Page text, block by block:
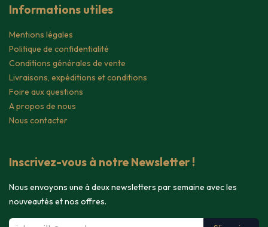
Informations utiles
Mentions légales
Politique de confidentialité
Conditions générales de vente
Livraisons, expéditions et conditions
Foire aux questions
A propos de nous
Nous contacter
Inscrivez-vous à notre Newsletter !
Nous envoyons une à deux newsletters par semaine avec les
nouveautés et nos offres.